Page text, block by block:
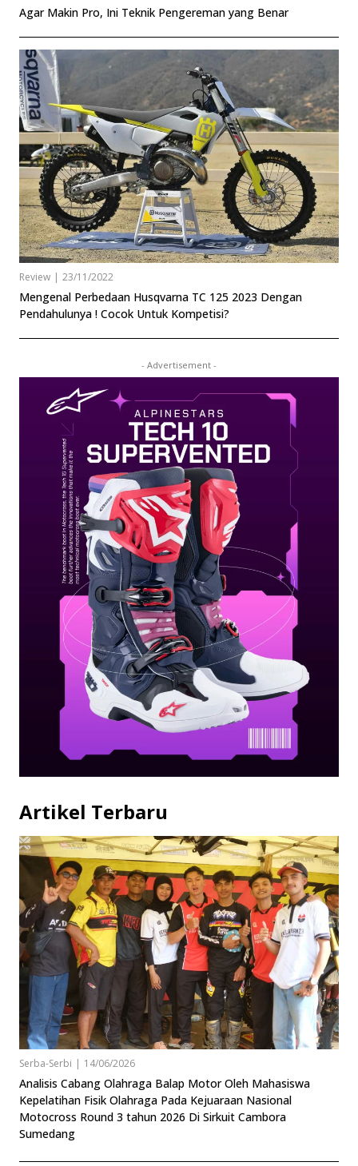
Agar Makin Pro, Ini Teknik Pengereman yang Benar
Review | 23/11/2022
Mengenal Perbedaan Husqvarna TC 125 2023 Dengan
Pendahulunya ! Cocok Untuk Kompetisi?
- Advertisement -
Artikel Terbaru
Serba-Serbi | 14/06/2026
Analisis Cabang Olahraga Balap Motor Oleh Mahasiswa
Kepelatihan Fisik Olahraga Pada Kejuaraan Nasional
Motocross Round 3 tahun 2026 Di Sirkuit Cambora
Sumedang